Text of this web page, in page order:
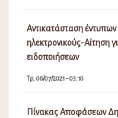
Αντικατάσταση
ηλεκτρονικούς-Αίτηση
ειδοποιήσεων
Τρ, 06/07/2021 - 03:10
Πίνακας Αποφάσεων